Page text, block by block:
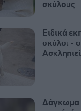
σκύλους
Ειδικά
σκύλοι -
Δάγκωμα